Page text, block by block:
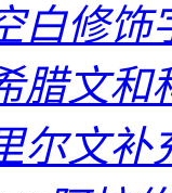
白修饰
腊文和
尔文补